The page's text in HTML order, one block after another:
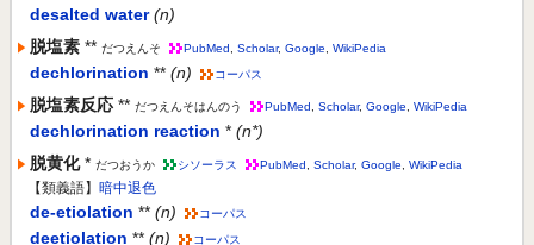
desalted water (n)
脱塩素 ** だつえんそ PubMed Scholar, Google WikiPedia
dechlorination ** (n) コーパス
脱塩素反応 ** だつえんそはんのう PubMed Scholar, Google WikiPedia
dechlorination reaction * (n*)
脱黄化 * だつおうか シソーラス PubMed Scholar, Google WikiPedia
【類義語】 暗中退色
de-etiolation ** (n) コーパス
deetiolation ** (n) コーパス